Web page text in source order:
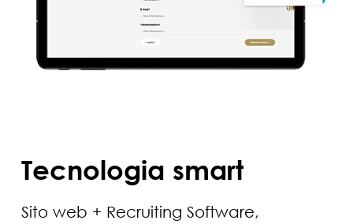
Tecnologia smart
Sito web + Recruiting Software,